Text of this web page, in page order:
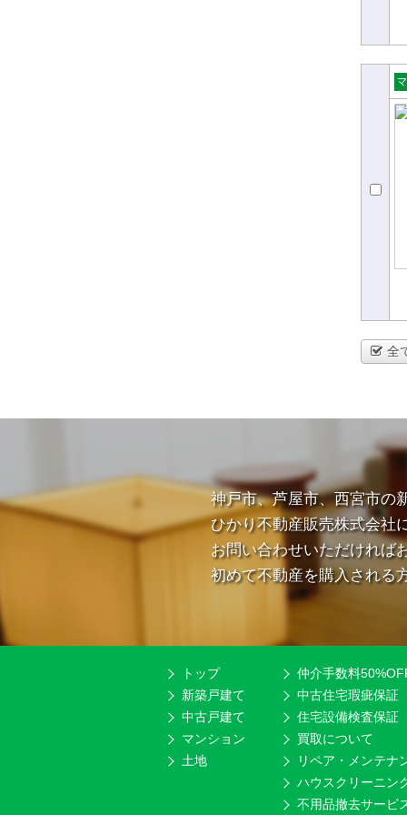
全
神戸市、芦屋市、西宮市の
ひかり不動産販売株式会社
お問い合わせいただければ
初めて不動産を購入される
トップ
新築戸建て
中古戸建て
マンション
土地
仲介手数料
中古住宅瑕疵保証
住宅設備検査保証
買取について
リペア・メンテナ
ハウスクリーニン
不用品撤去サービ